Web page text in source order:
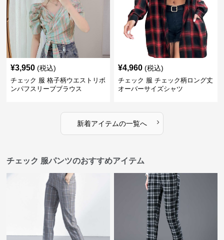
¥3,950 (税込)
チェック 服 格子柄ウエストリボ
ンパフスリーブブラウス
¥4,960 (税込)
チェック 服 チェック柄ロング丈
オーバーサイズシャツ
新着アイテムの一覧へ ›
チェック 服パンツのおすすめアイテム